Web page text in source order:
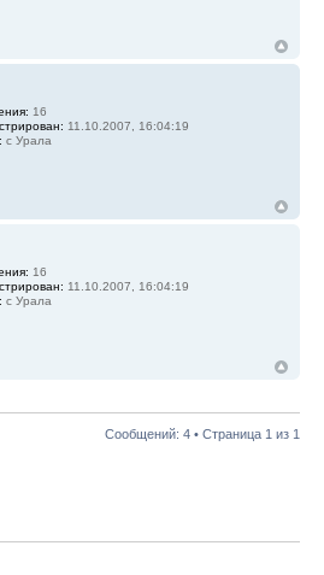
16
11.10.2007, 16:04:19
с Урала
16
11.10.2007, 16:04:19
с Урала
Сообщений: 4 • Страница 1 из 1